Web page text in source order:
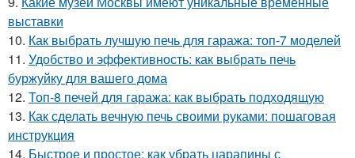
выставки
10. Как выбрать лучшую печь для гаража: топ-7 моделей
11. Удобство и эффективность: как выбрать печь
буржуйку для вашего дома
12. Топ-8 печей для гаража: как выбрать подходящую
13. Как сделать вечную печь своими руками: пошаговая
инструкция
14. Быстрое и простое: как убрать царапины с